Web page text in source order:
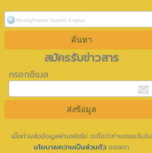
สมัครรับข่าวสาร
กรอกอีเมล
เมื่อท่านส่งข้อมูลผ่านฟอร์ม จะถือว่าท่านยอมรับใน
นโยบายความเป็นส่วนตัว ของเรา